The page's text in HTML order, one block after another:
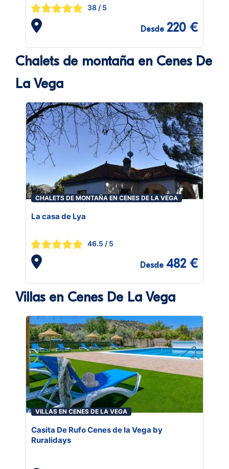
38 / 5
Desde 220 €
Chalets de montaña en Cenes De
La Vega
CHALETS DE MONTAÑA EN CENES DE LA VEGA
La casa de Lya
46.5 / 5
Desde 482 €
Villas en Cenes De La Vega
VILLAS EN CENES DE LA VEGA
Casita De Rufo Cenes de la Vega by
Ruralidays